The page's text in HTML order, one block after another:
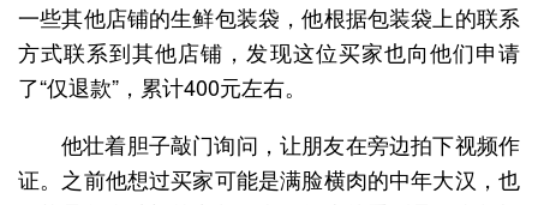
一些其他店铺的生鲜包装袋，他根据包装袋上的联系
方式联系到其他店铺，发现这位买家也向他们申请
了“仅退款”，累计400元左右。
他壮着胆子敲门询问，让朋友在旁边拍下视频作
证。之前他想过买家可能是满脸横肉的中年大汉，也